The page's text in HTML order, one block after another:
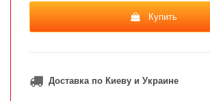
Купить
Доставка по Киеву и Украине